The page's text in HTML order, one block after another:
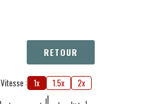
RETOUR
Vitesse : 1x 1.5x 2x